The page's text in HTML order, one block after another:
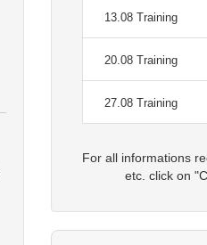
13.08 Training
20.08 Training
27.08 Training
For all informations
etc. click on